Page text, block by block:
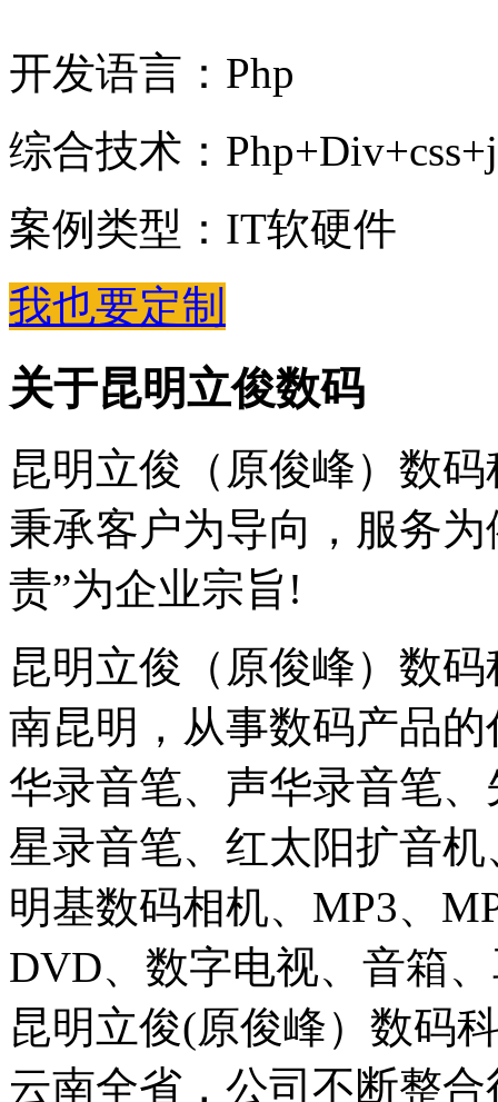
开发语言：Php
综合技术：
案例类型：IT软硬件
我也要定制
关于昆明立俊数码
昆明立俊（原俊峰）数
秉承客户为导向，服务
责”为企业宗旨!
昆明立俊（原俊峰）数
南昆明，从事数码产品
华录音笔、声华录音笔
星录音笔、红太阳扩音
明基数码相机、MP3、
DVD、数字电视、音箱
昆明立俊(原俊峰）数码
云南全省，公司不断整